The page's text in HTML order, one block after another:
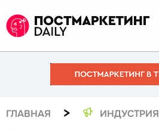
ГЛАВНАЯ > ИНДУСТРИЯ